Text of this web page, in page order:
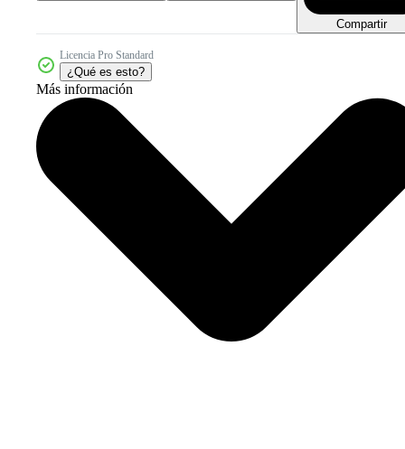
Compartir
Licencia Pro Standard
¿Qué es esto?
Más información